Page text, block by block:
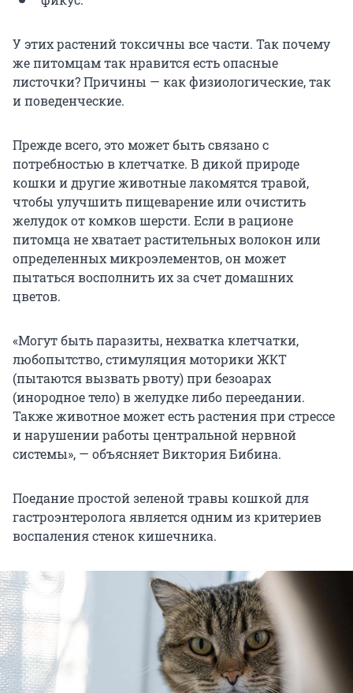
У этих растений токсичны все части. Так почему
же питомцам так нравится есть опасные
листочки? Причины — как физиологические, так
и поведенческие.
Прежде всего, это может быть связано с
потребностью в клетчатке. В дикой природе
кошки и другие животные лакомятся травой,
чтобы улучшить пищеварение или очистить
желудок от комков шерсти. Если в рационе
питомца не хватает растительных волокон или
определенных микроэлементов, он может
пытаться восполнить их за счет домашних
цветов.
«Могут быть паразиты, нехватка клетчатки,
любопытство, стимуляция моторики ЖКТ
(пытаются вызвать рвоту) при безоарах
(инородное тело) в желудке либо переедании.
Также животное может есть растения при стрессе
и нарушении работы центральной нервной
системы», — объясняет Виктория Бибина.
Поедание простой зеленой травы кошкой для
гастроэнтеролога является одним из критериев
воспаления стенок кишечника.